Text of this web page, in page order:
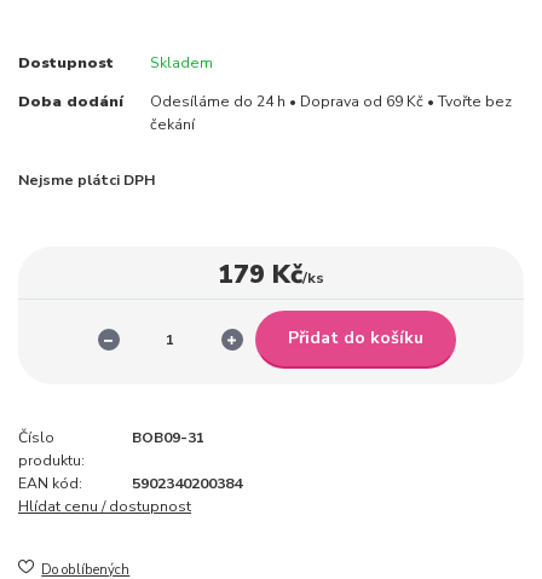
Dostupnost Skladem
Doba dodání
Odesíláme do 24 h • Doprava od 69 Kč • Tvořte bez
čekání
Nejsme plátci DPH
179 Kč/ks
Přidat do košíku
Číslo
produktu:
BOB09-31
EAN kód:
5902340200384
Hlídat cenu / dostupnost
Do oblíbených